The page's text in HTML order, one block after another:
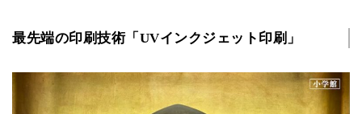
最先端の印刷技術「UVインクジェット印刷」